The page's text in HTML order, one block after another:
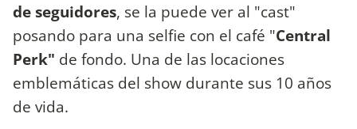
de seguidores, se la puede ver al "cast"
posando para una selfie con el café "Central
Perk" de fondo. Una de las locaciones
emblemáticas del show durante sus 10 años
de vida.